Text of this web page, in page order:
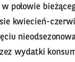
połowie
kwiecień-
wydatki